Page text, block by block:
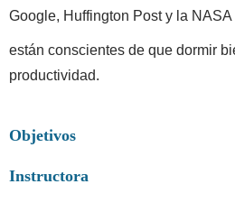
Google, Huffington Post y la
están conscientes de que dormir
productividad.
Objetivos
Instructora